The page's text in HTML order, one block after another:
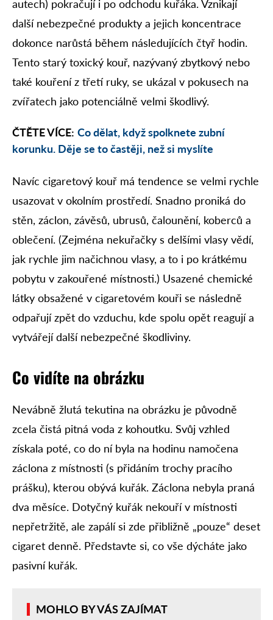
autech) pokračují i po odchodu kuřáka. Vznikají
další nebezpečné produkty a jejich koncentrace
dokonce narůstá během následujících čtyř hodin.
Tento starý toxický kouř, nazývaný zbytkový nebo
také kouření z třetí ruky, se ukázal v pokusech na
zvířatech jako potenciálně velmi škodlivý.
ČTĚTE VÍCE: Co dělat, když spolknete zubní
korunku. Děje se to častěji, než si myslíte
Navíc cigaretový kouř má tendence se velmi rychle
usazovat v okolním prostředí. Snadno proniká do
stěn, záclon, závěsů, ubrusů, čalounění, koberců a
oblečení. (Zejména nekuřačky s delšími vlasy vědí,
jak rychle jim načichnou vlasy, a to i po krátkému
pobytu v zakouřené místnosti.) Usazené chemické
látky obsažené v cigaretovém kouři se následně
odpařují zpět do vzduchu, kde spolu opět reagují a
vytvářejí další nebezpečné škodliviny.
Co vidíte na obrázku
Nevábně žlutá tekutina na obrázku je původně
zcela čistá pitná voda z kohoutku. Svůj vzhled
získala poté, co do ní byla na hodinu namočena
záclona z místnosti (s přidáním trochy pracího
prášku), kterou obývá kuřák. Záclona nebyla praná
dva měsíce. Dotyčný kuřák nekouří v místnosti
nepřetržitě, ale zapálí si zde přibližně „pouze“ deset
cigaret denně. Představte si, co vše dýcháte jako
pasivní kuřák.
MOHLO BY VÁS ZAJÍMAT